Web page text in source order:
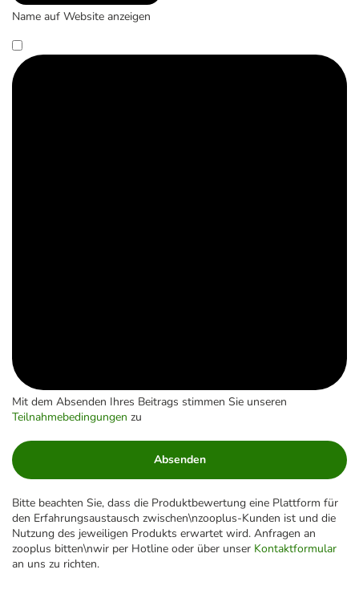
Name auf Website anzeigen
Mit dem Absenden Ihres Beitrags stimmen Sie unseren
Teilnahmebedingungen zu
Absenden
Bitte beachten Sie, dass die Produktbewertung eine Plattform für
den Erfahrungsaustausch zwischen\nzooplus-Kunden ist und die
Nutzung des jeweiligen Produkts erwartet wird. Anfragen an
zooplus bitten\nwir per Hotline oder über unser Kontaktformular
an uns zu richten.